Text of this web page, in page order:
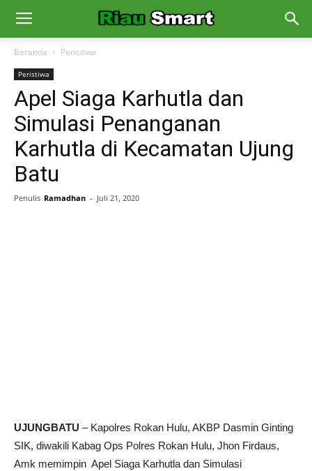
Beranda Peristiwa
Peristiwa
Apel Siaga Karhutla dan
Simulasi Penanganan
Karhutla di Kecamatan Ujung
Batu
Penulis Ramadhan - Juli 21, 2020
UJUNGBATU – Kapolres Rokan Hulu, AKBP Dasmin Ginting
SIK, diwakili Kabag Ops Polres Rokan Hulu, Jhon Firdaus,
Amk memimpin Apel Siaga Karhutla dan Simulasi